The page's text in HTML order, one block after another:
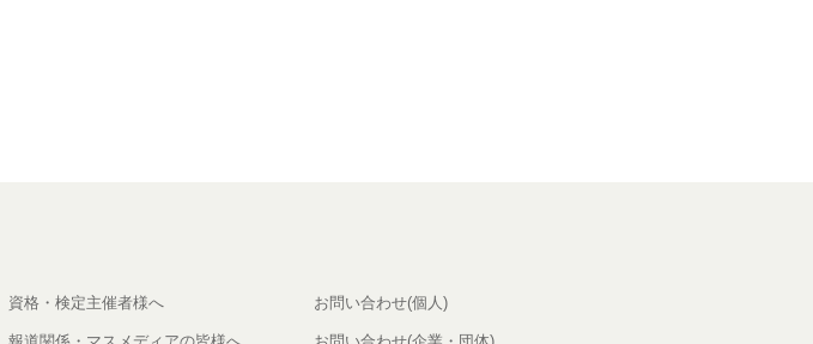
資格・検定主催者様へ お問い合わせ(個人)